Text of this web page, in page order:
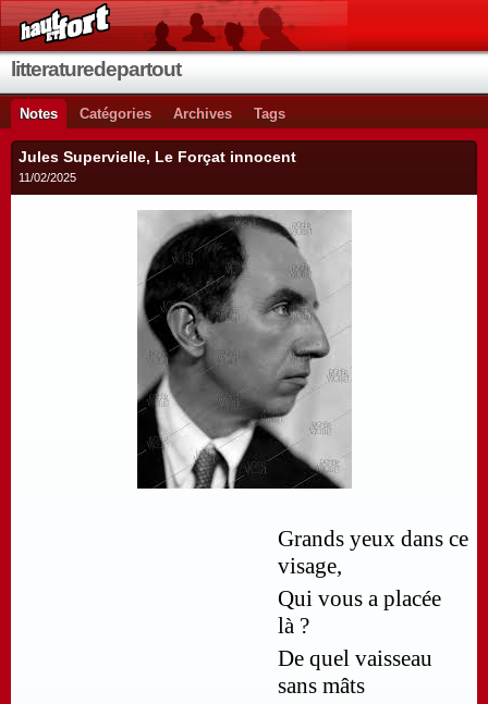
litteraturedepartout
Notes Catégories Archives Tags
Jules Supervielle, Le Forçat innocent
11/02/2025
Grands yeux dans ce
visage,
Qui vous a placée
là ?
De quel vaisseau
sans mâts